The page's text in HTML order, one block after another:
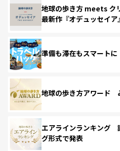
地球の歩き方 meets ク
最新作『オデュッセイア』
準備も滞在もスマート
地球の歩き方アワード
エアラインランキング
グ形式で発表